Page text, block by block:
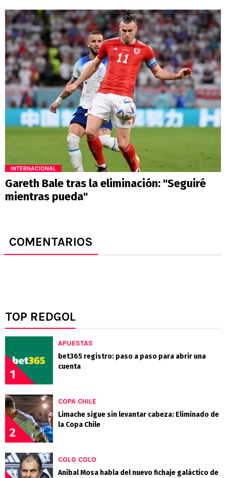
INTERNACIONAL
Gareth Bale tras la eliminación: "Seguiré
mientras pueda"
COMENTARIOS
TOP REDGOL
1
APUESTAS
bet365 registro: paso a paso para abrir una
cuenta
2
COPA CHILE
Limache sigue sin levantar cabeza: Eliminado de
la Copa Chile
COLO COLO
Aníbal Mosa habla del nuevo fichaje galáctico de